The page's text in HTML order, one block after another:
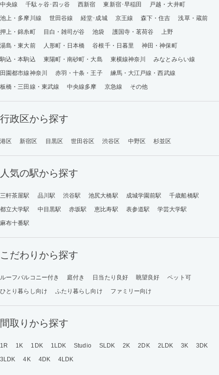
中央線
千駄ヶ谷･四ッ谷 西新宿 東新宿･早稲田
戸越・大井町
池上・多摩川線
世田谷線 経堂･成城 京王線 森下・住吉
浅草・蔵前
押上・錦糸町
目白・雑司が谷 池袋 護国寺・茗荷谷
上野
湯島・東大前
人形町・日本橋 谷根千・日暮里
神田・神保町
駒込・本駒込
東陽町・南砂町・大島 東横線神奈川
みなとみらい線
田園都市線神奈川
赤羽・十条・王子
練馬・大江戸線・西武線
板橋・三田線・東武線
中央線多摩 京急線 その他
行政区から探す
港区 新宿区 目黒区 世田谷区 渋谷区 中野区 杉並区
人気の駅から探す
三軒茶屋駅 品川駅 渋谷駅 池尻大橋駅 成城学園前駅
千歳船橋駅
都立大学駅
中目黒駅 赤坂駅 恵比寿駅 表参道駅
学芸大学駅
麻布十番駅
こだわりから探す
ルーフバルコニー付き 庭付き 日当たり良好 眺望良好
ペット可
ひとり暮らし向け
ふたり暮らし向け ファミリー向け
間取りから探す
1R 1K 1DK 1LDK Studio SLDK 2K 2DK 2LDK 3K
3DK
3LDK
4K 4DK 4LDK